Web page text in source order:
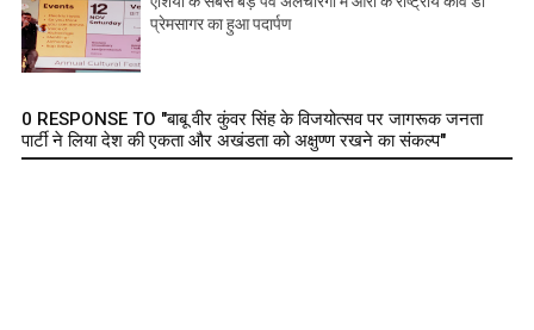
प्रेमसागर का हुआ पदार्पण
0 RESPONSE TO "बाबू वीर कुंवर सिंह के विजयोत्सव पर जागरूक जनता
पार्टी ने लिया देश की एकता और अखंडता को अक्षुण्ण रखने का संकल्प"